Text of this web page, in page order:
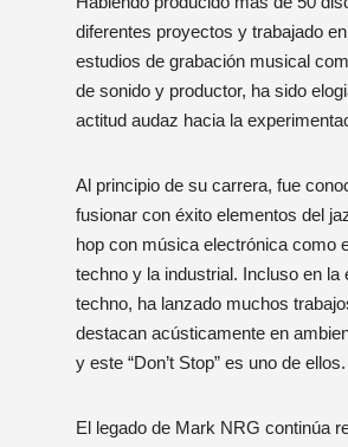
diferentes proyectos y trabajado
estudios de grabación musical
de sonido y productor, ha sido
actitud audaz hacia la
Al principio de su carrera, fue
fusionar con éxito elementos del
hop con música electrónica como
techno y la industrial. Incluso en la
techno, ha lanzado muchos
destacan acústicamente en
y este “Don’t Stop” es uno de ellos.
El legado de Mark NRG continúa